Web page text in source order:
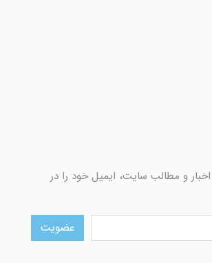
و مطالب سایت، ایمیل خود را در
عضویت